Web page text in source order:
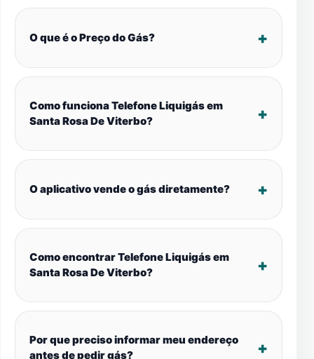
O que é o Preço do Gás?
Como funciona Telefone Liquigás em
Santa Rosa De Viterbo?
O aplicativo vende o gás diretamente?
Como encontrar Telefone Liquigás em
Santa Rosa De Viterbo?
Por que preciso informar meu endereço
antes de pedir gás?